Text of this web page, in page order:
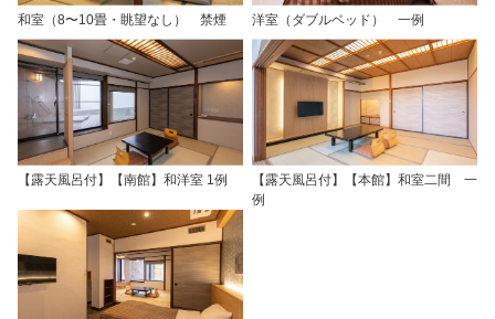
和室（8〜10畳・眺望なし） 禁煙 洋室（ダブルベッド） 一例
【露天風呂付】【南館】和洋室 1例
【露天風呂付】【本館】和室二間 一
例